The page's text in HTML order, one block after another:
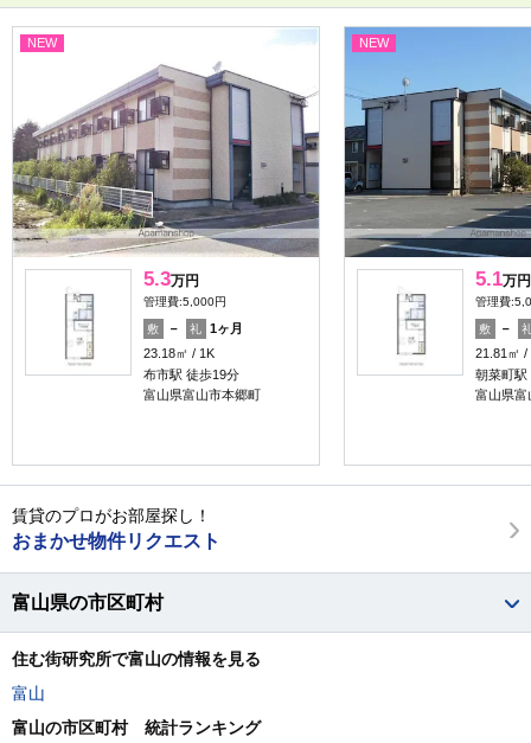
NEW
5.3万円
管理費:5,000円
敷 － 礼
1ヶ月
23.18㎡
1K
布市駅 徒歩19分
富山県富山市本郷町
NEW
5.1万円
管理費
敷 －
21.81㎡
朝菜町駅
富山県富
賃貸のプロがお部屋探し！
おまかせ物件リクエスト
富山県の市区町村
住む街研究所で富山の情報を見る
富山
富山の市区町村 統計ランキング